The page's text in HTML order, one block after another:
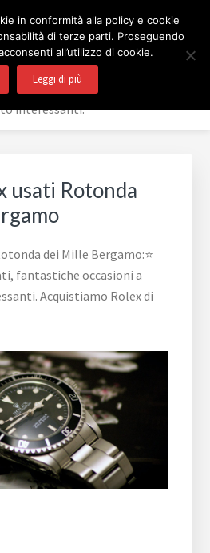
VENDO ROLEX
fantastiche occasioni a prezzi
interessanti.
usati Rotonda
dei Mille Bergamo:⭐
fantastiche occasioni a
Acquistiamo Rolex di
in conformità alla policy e cookie
di terze parti. Proseguendo
all’utilizzo di cookie.
Leggi di più